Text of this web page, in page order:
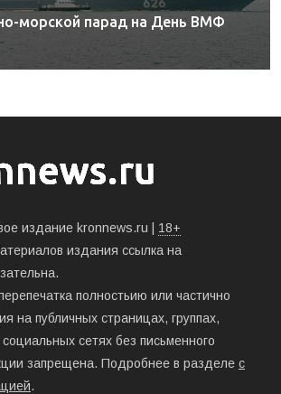
морской парад на День ВМФ
издание kronnews.ru | 18+
издания ссылка на
полностьию или частично
на публичных страницах, группах,
сетях без письменного
запрещена. Подробнее в разделе с
.